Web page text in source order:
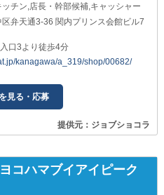
チン,店長・幹部候補,キャッシャー
区弁天通3-36 関内プリンス会館ビル7
口3より徒歩4分
kanagawa/a_319/shop/00682/
見る・応募
提供元：ジョブショコラ
コハマブイアイピーク